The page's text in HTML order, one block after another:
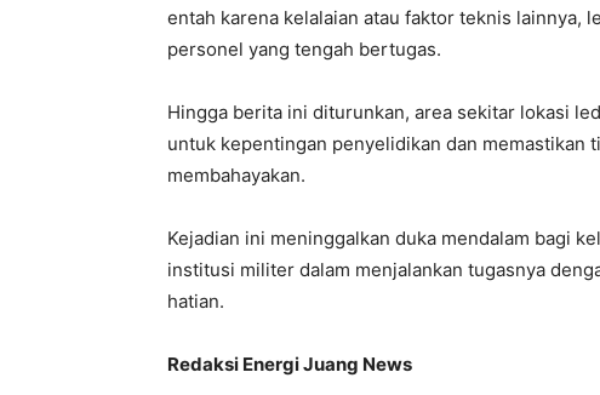
entah karena kelalaian atau faktor teknis lainnya,
personel yang tengah bertugas.
Hingga berita ini diturunkan, area sekitar lokasi
untuk kepentingan penyelidikan dan memastikan
membahayakan.
Kejadian ini meninggalkan duka mendalam bagi
institusi militer dalam menjalankan tugasnya
hatian.
Redaksi Energi Juang News